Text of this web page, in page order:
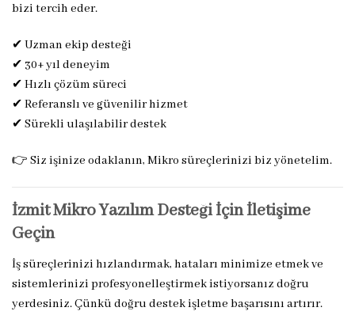
bizi tercih eder.
✔ Uzman ekip desteği
✔ 30+ yıl deneyim
✔ Hızlı çözüm süreci
✔ Referanslı ve güvenilir hizmet
✔ Sürekli ulaşılabilir destek
👉 Siz işinize odaklanın, Mikro süreçlerinizi biz yönetelim.
İzmit Mikro Yazılım Desteği İçin İletişime
Geçin
İş süreçlerinizi hızlandırmak, hataları minimize etmek ve
sistemlerinizi profesyonelleştirmek istiyorsanız doğru
yerdesiniz. Çünkü doğru destek işletme başarısını artırır.